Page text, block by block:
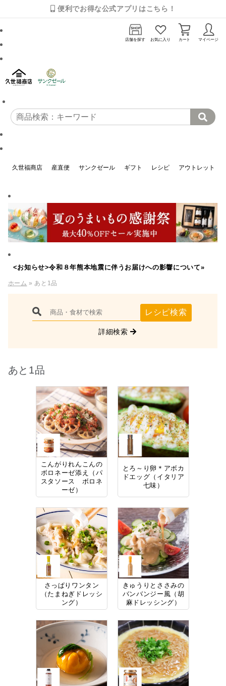
便利でお得な公式アプリはこちら！
店舗を探す お気に入り カート マイページ
久世福商店 産直便 サンクゼール ギフト レシピ アウトレット
<お知らせ>令和８年熊本地震に伴うお届けへの影響について»
ホーム » あと1品
レシピ検索
詳細検索
あと1品
こんがりれんこんの
ボロネーゼ添え（パ
スタソース ボロネ
ーゼ）
とろ～り卵＊アボカ
ドエッグ（イタリア
七味）
さっぱりワンタン
（たまねぎドレッシ
ング）
きゅうりとささみの
バンバンジー風（胡
麻ドレッシング）